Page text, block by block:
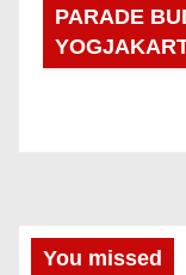
PARADE
You missed